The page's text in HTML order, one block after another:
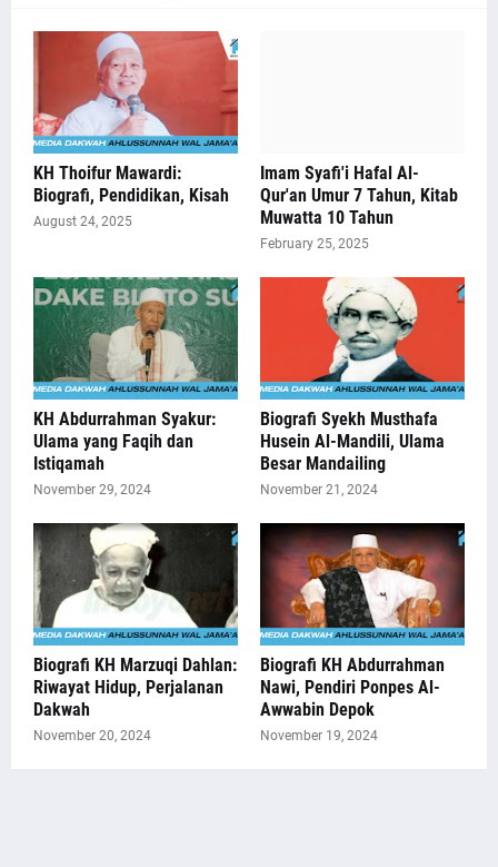
KH Thoifur Mawardi:
Biografi, Pendidikan, Kisah
August 24, 2025
Imam Syafi'i Hafal Al-
Qur'an Umur 7 Tahun, Kitab
Muwatta 10 Tahun
February 25, 2025
KH Abdurrahman Syakur:
Ulama yang Faqih dan
Istiqamah
November 29, 2024
Biografi Syekh Musthafa
Husein Al-Mandili, Ulama
Besar Mandailing
November 21, 2024
Biografi KH Marzuqi Dahlan:
Riwayat Hidup, Perjalanan
Dakwah
November 20, 2024
Biografi KH Abdurrahman
Nawi, Pendiri Ponpes Al-
Awwabin Depok
November 19, 2024